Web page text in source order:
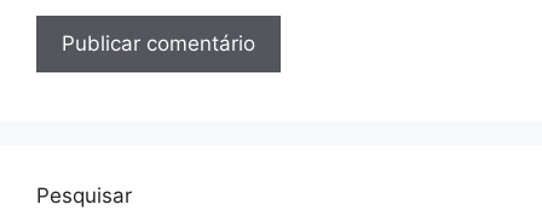
Pesquisar